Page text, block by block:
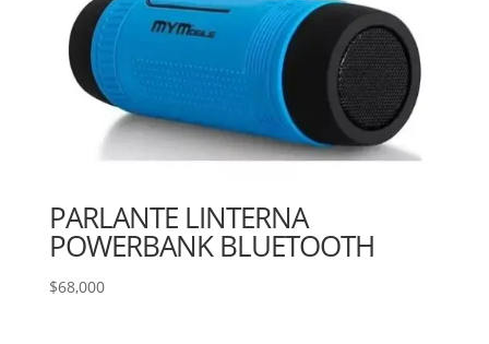
PARLANTE LINTERNA
POWERBANK BLUETOOTH
$68,000